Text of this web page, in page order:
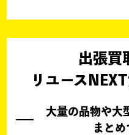
出張買
リユース
大量の品物や大
まと